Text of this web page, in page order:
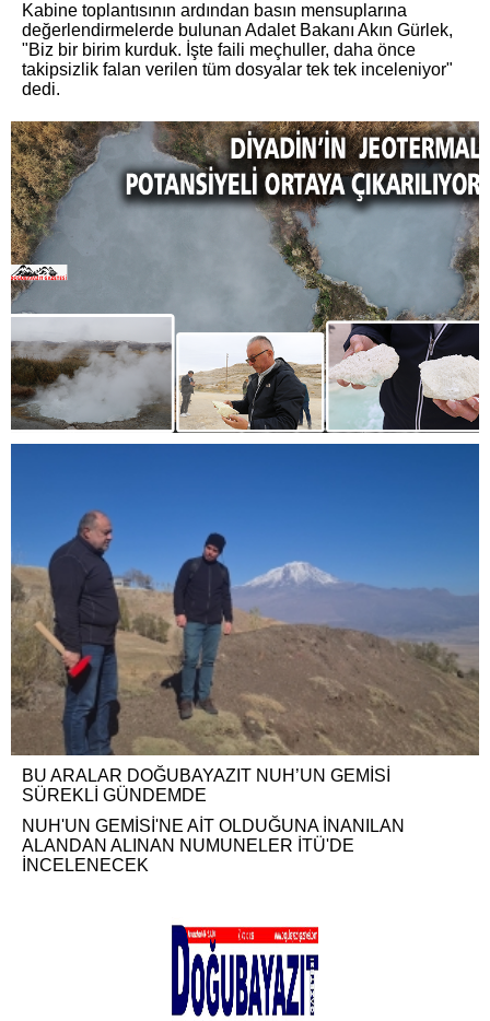
Kabine toplantısının ardından basın mensuplarına
değerlendirmelerde bulunan Adalet Bakanı Akın Gürlek,
"Biz bir birim kurduk. İşte faili meçhuller, daha önce
takipsizlik falan verilen tüm dosyalar tek tek inceleniyor"
dedi.
BU ARALAR DOĞUBAYAZIT NUH’UN GEMİSİ
SÜREKLİ GÜNDEMDE
NUH'UN GEMİSİ'NE AİT OLDUĞUNA İNANILAN
ALANDAN ALINAN NUMUNELER İTÜ'DE
İNCELENECEK